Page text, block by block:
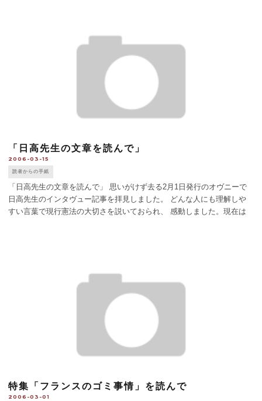
「日高先生の文章を読んで」
2006-03-15
読者からの手紙
「日高先生の文章を読んで」 思いがけず去る2月1日発行のオヴニーで
日高先生のインタヴュー記事を拝見しました。 どんな人にも理解しや
すい言葉で現行憲法の大切さを説いておられ、 感動しました。現在は
特集「フランスのゴミ事情」を読んで
2006-03-01